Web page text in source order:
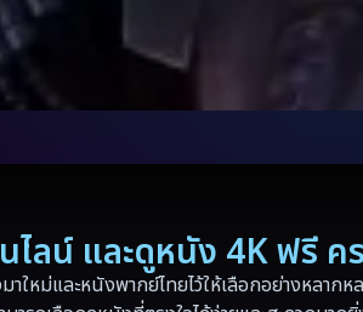
ไลน์ และดูหนัง 4K ฟรี
ม่และหนังพากย์ไทยไว้ให้เลือกอย่างหลาก